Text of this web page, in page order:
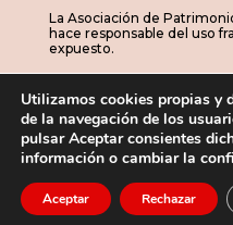
La Asociación de
hace responsable del uso
expuesto.
© 2026 | APHC ·
Utilizamos cookies propias y
de la navegación de los
pulsar Aceptar consientes
información o cambiar la
Aceptar Rechazar